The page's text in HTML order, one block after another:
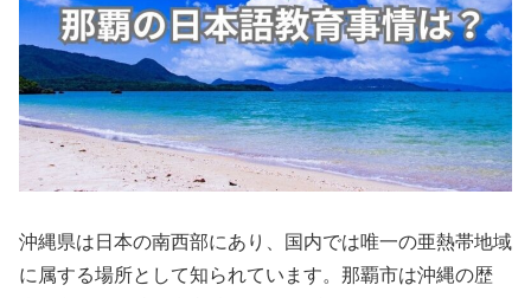
沖縄県は日本の南西部にあり、国内では唯一の亜熱帯地域
に属する場所として知られています。那覇市は沖縄の歴